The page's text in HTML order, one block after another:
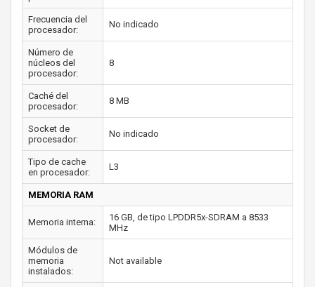
Frecuencia del
procesador:
No indicado
Número de
núcleos del
procesador:
8
Caché del
procesador:
8 MB
Socket de
procesador:
No indicado
Tipo de cache
en procesador:
L3
MEMORIA RAM
Memoria interna:
16 GB, de tipo LPDDR5x-SDRAM a 8533
MHz
Módulos de
memoria
instalados:
Not available